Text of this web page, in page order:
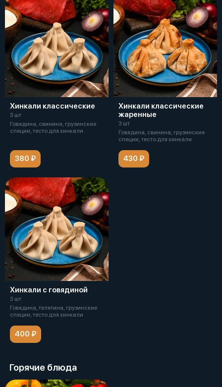
Хинкали классические
3 шт
Говядина, свинина, грузинские
специи, тесто для хинкали
380 ₽
Хинкали классические
жаренные
3 шт
Говядина, свинина, грузинские
специи, тесто для хинкали
430 ₽
Хинкали с говядиной
3 шт
Говядина, телятина, грузинские
специи, тесто для хинкали
400 ₽
Горячие блюда